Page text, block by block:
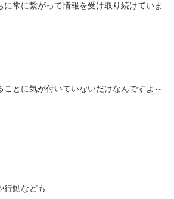
に常に繋がって情報を受け取り続けていま
ことに気が付いていないだけなんですよ～
行動なども